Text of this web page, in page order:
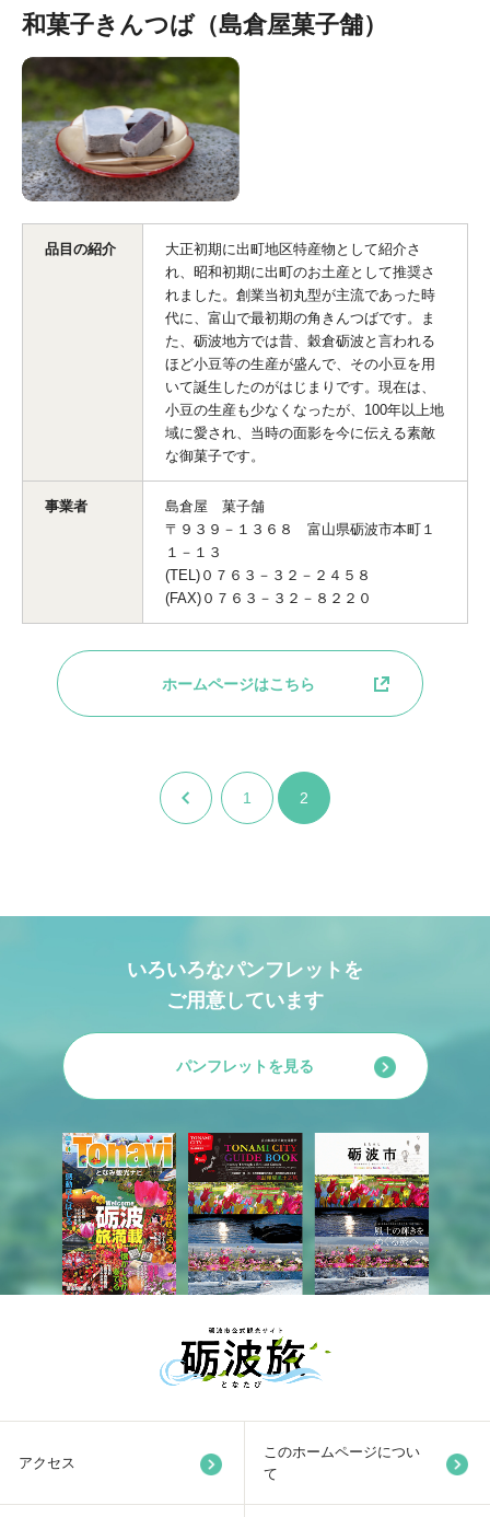
和菓子きんつば（島倉屋菓子舗）
品目の紹介
大正初期に出町地区特産物として紹介さ
れ、昭和初期に出町のお土産として推奨さ
れました。創業当初丸型が主流であった時
代に、富山で最初期の角きんつばです。ま
た、砺波地方では昔、穀倉砺波と言われる
ほど小豆等の生産が盛んで、その小豆を用
いて誕生したのがはじまりです。現在は、
小豆の生産も少なくなったが、100年以上地
域に愛され、当時の面影を今に伝える素敵
な御菓子です。
事業者
島倉屋 菓子舗
〒９３９－１３６８ 富山県砺波市本町１
１－１３
(TEL)０７６３－３２－２４５８
(FAX)０７６３－３２－８２２０
ホームページはこちら
前へ
1
2
いろいろなパンフレットを
ご用意しています
パンフレットを見る
アクセス
このホームページについ
て